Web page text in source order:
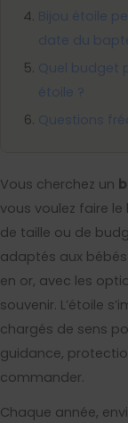
Bijou étoile
date du
Quel budget
étoile ?
Questions
Vous cherchez un
vous voulez faire
de taille ou de
adaptés aux
en or, avec les
souvenir. L’étoile
chargés de sens
guidance,
commander.
Chaque année,